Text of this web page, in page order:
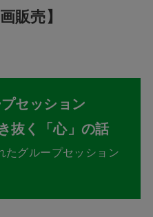
販売】
セッション
抜く「心」の話
たグループセッション